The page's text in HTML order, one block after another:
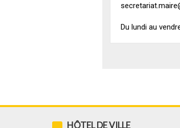
Du lundi au
HÔTEL DE VILLE